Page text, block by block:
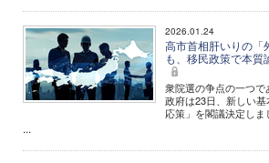
2026.01.24
高市首相肝いりの「
も、移民政策で本
衆院選の争点の一つで
政府は23日、新しい
応策」を閣議決定しま
...